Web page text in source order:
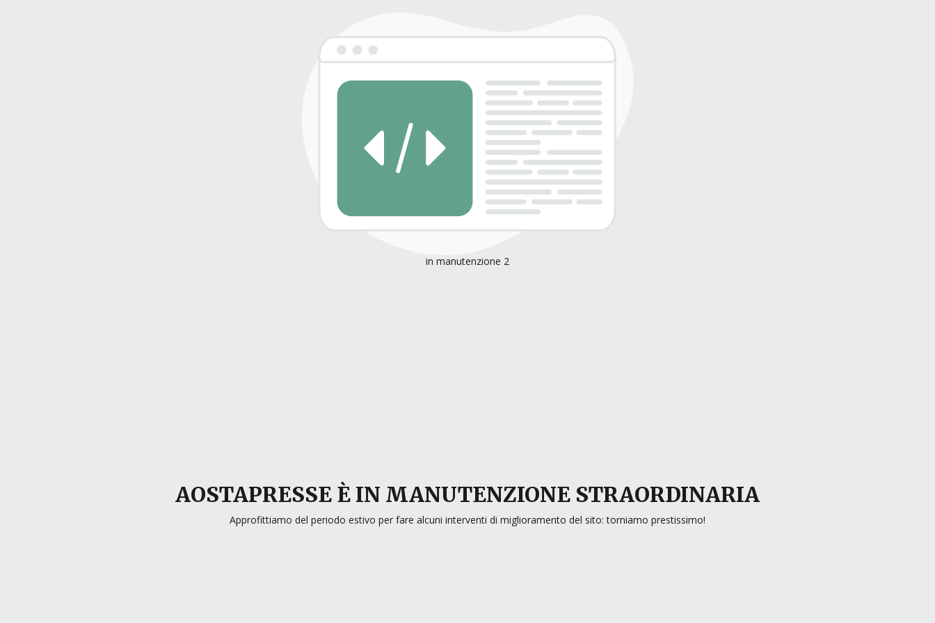
in manutenzione 2
AOSTAPRESSE È IN MANUTENZIONE STRAORDINARIA
Approfittiamo del periodo estivo per fare alcuni interventi di miglioramento del sito: torniamo prestissimo!